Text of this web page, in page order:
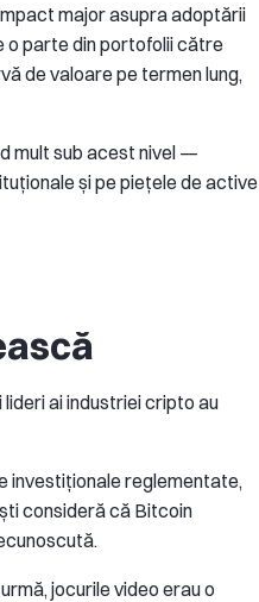
major asupra adoptării
o parte din portofolii către
de valoare pe termen lung,
mult sub acest nivel —
și pe piețele de active
lideri ai industriei cripto au
investiționale reglementate,
consideră că Bitcoin
jocurile video erau o